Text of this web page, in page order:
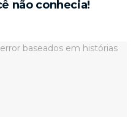
não conhecia!